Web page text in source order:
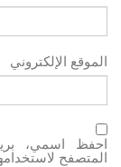
الموقع الإلكتروني
احفظ اسمي،
المتصفح